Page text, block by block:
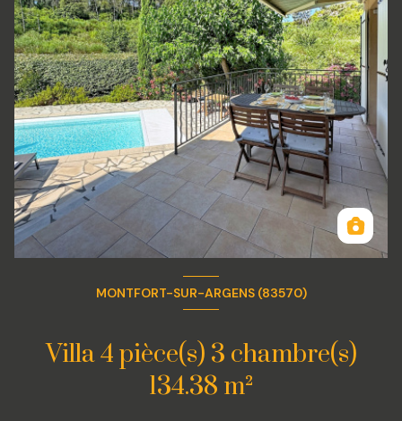
MONTFORT-SUR-ARGENS (83570)
Villa 4 pièce(s) 3 chambre(s)
134.38 m²